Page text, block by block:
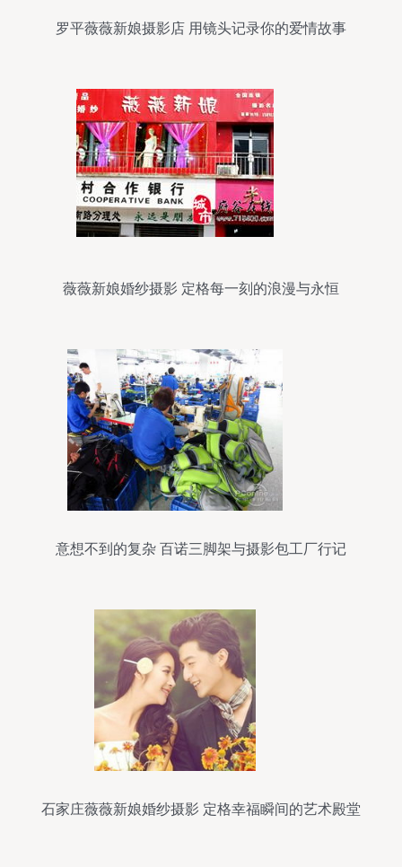
罗平薇薇新娘摄影店 用镜头记录你的爱情故事
薇薇新娘婚纱摄影 定格每一刻的浪漫与永恒
意想不到的复杂 百诺三脚架与摄影包工厂行记
石家庄薇薇新娘婚纱摄影 定格幸福瞬间的艺术殿堂